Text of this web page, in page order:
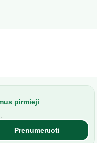
pirmieji
Prenumeruoti